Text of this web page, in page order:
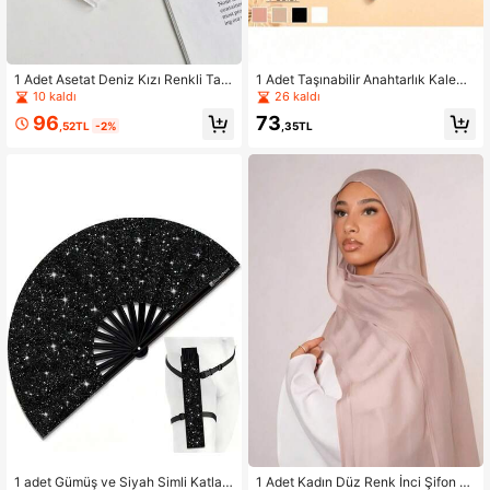
1 Adet Asetat Deniz Kızı Renkli Taşı
nabilir Geniş Dişli Dolaşıklık Açıcı T
10 kaldı
96 ,52TL -2%
1 adet Gümüş ve Siyah Simli Katlan
1 Adet Taşınabilir Anahtarlık Kalem
Tutucu, Klipsli Kalem Kılıfı Kalem Ça
iye, Kadınlar İçin Uygun
26 kaldı
73 ,35TL
1 Adet Kadın Düz Renk İnci Şifon B